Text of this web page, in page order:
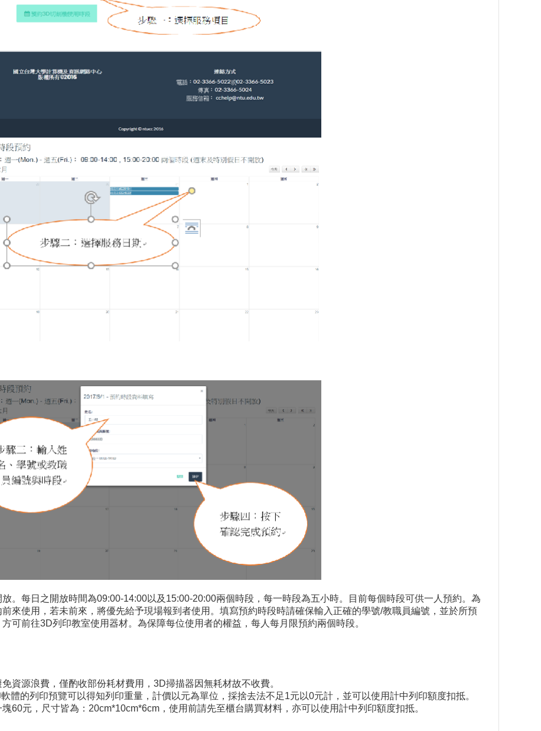
。每日之開放時間為09:00-14:00以及15:00-20:00兩個時段，每一時段為五小時。目前每個時段可供一人預約。為
來使用，若未前來，將優先給予現場報到者使用。填寫預約時段時請確保輸入正確的學號/教職員編號，並於所預
可前往3D列印教室使用器材。為保障每位使用者的權益，每人每月限預約兩個時段。
資源浪費，僅酌收部份耗材費用，3D掃描器因無耗材故不收費。
體的列印預覽可以得知列印重量，計價以元為單位，採捨去法不足1元以0元計，並可以使用計中列印額度扣抵。
60元，尺寸皆為：20cm*10cm*6cm，使用前請先至櫃台購買材料，亦可以使用計中列印額度扣抵。